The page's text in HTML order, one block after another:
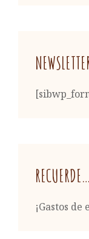
RECUERDE…
¡Gastos